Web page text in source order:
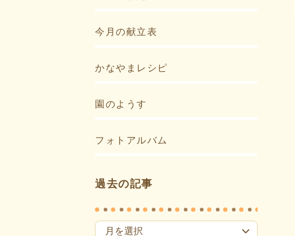
今月の献立表
かなやまレシピ
園のようす
フォトアルバム
過去の記事